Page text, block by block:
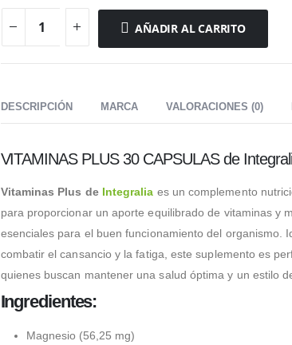
AÑADIR AL CARRITO
DESCRIPCIÓN MARCA VALORACIONES (0)
VITAMINAS PLUS 30 CAPSULAS de
Vitaminas Plus de Integralia es un complemento
para proporcionar un aporte equilibrado de vitaminas y
esenciales para el buen funcionamiento del organismo.
combatir el cansancio y la fatiga, este suplemento es
quienes buscan mantener una salud óptima y un estilo
Ingredientes:
Magnesio (56,25 mg)